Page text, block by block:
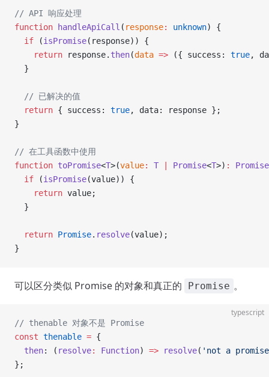
// API 响应处理
function handleApiCall ( response: unknown) {
  if
(isPromise(response)) {
    return
response. then(data => ({ success: true,
  }
  // 已解决的值
  return
{ success: true, data: response };
}
// 在工具函数中使用
function toPromise<T>(value: T Promise<T>) :
Promise
  if
(isPromise(value)) {
    return
value;
  }
  return
Promise. resolve(value);
}
可以区分类似 Promise 的对象和真正的 Promise 。
typescript
// thenable 对象不是 Promise
const thenable = {
  then
: ( resolve: Function) => resolve( 'not a
};